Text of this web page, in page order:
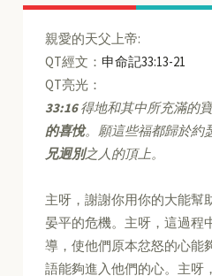
親愛的天父上帝:
QT經文： 申命記33:13-21
QT亮光：
33:16得地和其中所充滿的
的喜悅。願這些福都歸於約
兄迥別之人的頂上。
主呀，謝謝你用你的大能幫
晏平的危機。主呀，這過程
導，使他們原本忿怒的心能
語能夠進入他們的心。主呀